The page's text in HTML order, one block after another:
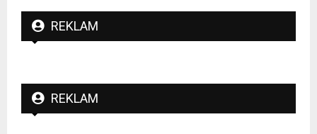
REKLAM
REKLAM